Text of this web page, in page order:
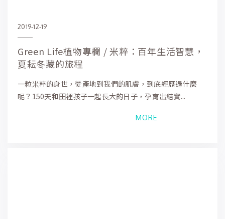
2019-12-19
Green Life植物專欄 / 米粹：百年生活智慧，
夏耘冬藏的旅程
一粒米粹的身世，從產地到我們的肌膚，到底經歷過什麼
呢？150天和田裡孩子一起長大的日子，孕育出結實...
MORE